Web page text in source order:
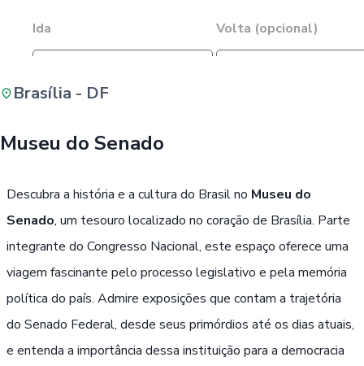
Ida Volta (opcional)
Brasília - DF
Museu do Senado
Descubra a história e a cultura do Brasil no Museu do
Senado, um tesouro localizado no coração de Brasília. Parte
integrante do Congresso Nacional, este espaço oferece uma
viagem fascinante pelo processo legislativo e pela memória
política do país. Admire exposições que contam a trajetória
do Senado Federal, desde seus primórdios até os dias atuais,
e entenda a importância dessa instituição para a democracia